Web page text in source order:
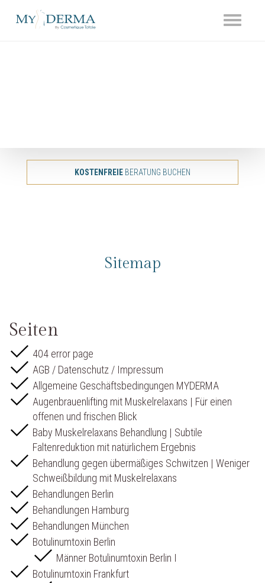
Toggle
KOSTENFREIE BERATUNG BUCHEN
Sitemap
Seiten
404 error page
AGB / Datenschutz / Impressum
Allgemeine Geschäftsbedingungen MYDERMA
Augenbrauenlifting mit Muskelrelaxans | Für einen
offenen und frischen Blick
Baby Muskelrelaxans Behandlung | Subtile
Faltenreduktion mit natürlichem Ergebnis
Behandlung gegen übermäßiges Schwitzen | Weniger
Schweißbildung mit Muskelrelaxans
Behandlungen Berlin
Behandlungen Hamburg
Behandlungen München
Botulinumtoxin Berlin
Männer Botulinumtoxin Berlin I
Botulinumtoxin Frankfurt